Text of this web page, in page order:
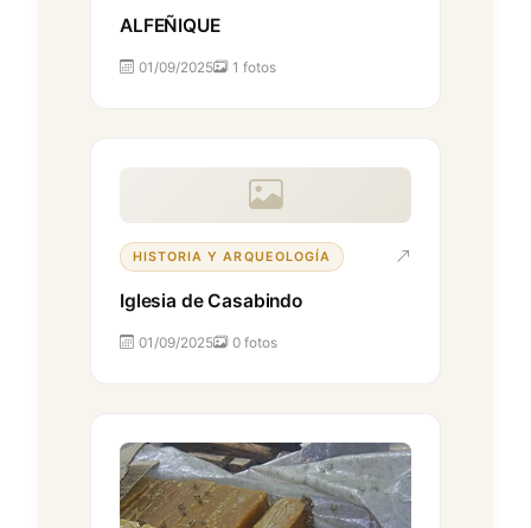
ALFEÑIQUE
01/09/2025 1 fotos
HISTORIA Y ARQUEOLOGÍA
Iglesia de Casabindo
01/09/2025 0 fotos